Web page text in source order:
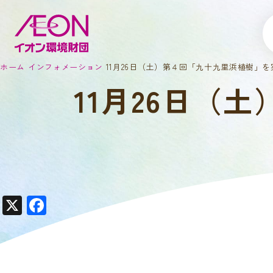
ホーム インフォメーション 11月26日（土）第４回「九十九里浜植樹」を
11月26日（
X
a